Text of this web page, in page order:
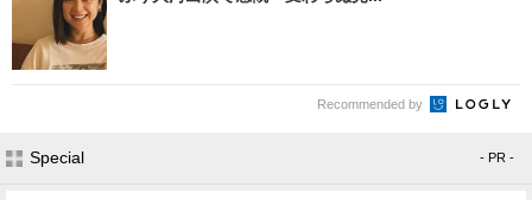
Recommended by
Special - PR -